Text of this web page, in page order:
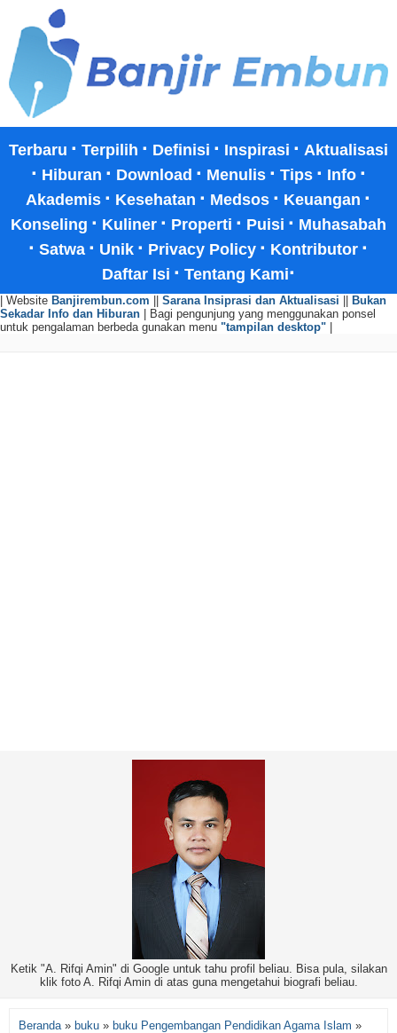
Terbaru · Terpilih · Definisi · Inspirasi · Aktualisasi
· Hiburan · Download · Menulis · Tips · Info ·
Akademis · Kesehatan · Medsos · Keuangan ·
Konseling · Kuliner · Properti · Puisi · Muhasabah
· Satwa · Unik · Privacy Policy · Kontributor ·
Daftar Isi · Tentang Kami·
| Website Banjirembun.com || Sarana Insiprasi dan Aktualisasi || Bukan
Sekadar Info dan Hiburan | Bagi pengunjung yang menggunakan ponsel
untuk pengalaman berbeda gunakan menu "tampilan desktop" |
Ketik "A. Rifqi Amin" di Google untuk tahu profil beliau. Bisa pula, silakan
klik foto A. Rifqi Amin di atas guna mengetahui biografi beliau.
Beranda » buku » buku Pengembangan Pendidikan Agama Islam »